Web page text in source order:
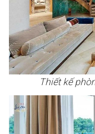
Thiết kế